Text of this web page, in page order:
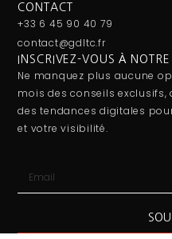
CONTACT
+33 6 45 90 40 79
contact@gdltc.fr
INSCRIVEZ-VOUS À NOTRE
Ne manquez plus aucune
mois des conseils
des tendances digitales
et votre visibilité.